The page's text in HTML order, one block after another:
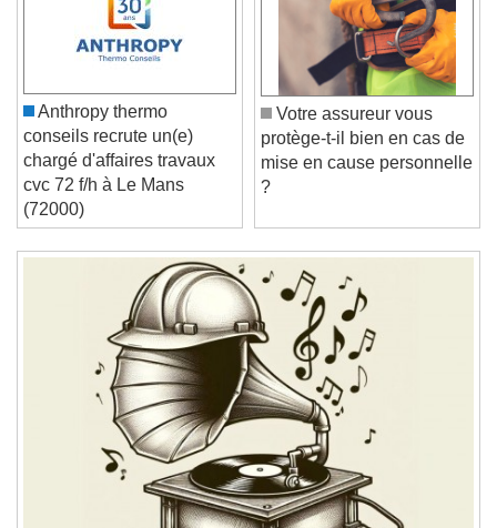
Play Video
Play
Skip Backward
Skip Forward
Current Time0:00
/
Duration -:-
Loaded:0%
Stream TypeLIVE
Remaining Time-0:00
Playback Rate
Chapters
Chapters
Descriptions
descriptions off, selected
Subtitles
subtitles settings, opens subtitles
settings dialog
subtitles off, selected
Anthropy thermo
conseils recrute un(e)
chargé d'affaires travaux
cvc 72 f/h à Le Mans
(72000)
Votre assureur vous
protège-t-il bien en cas de
mise en cause personnelle